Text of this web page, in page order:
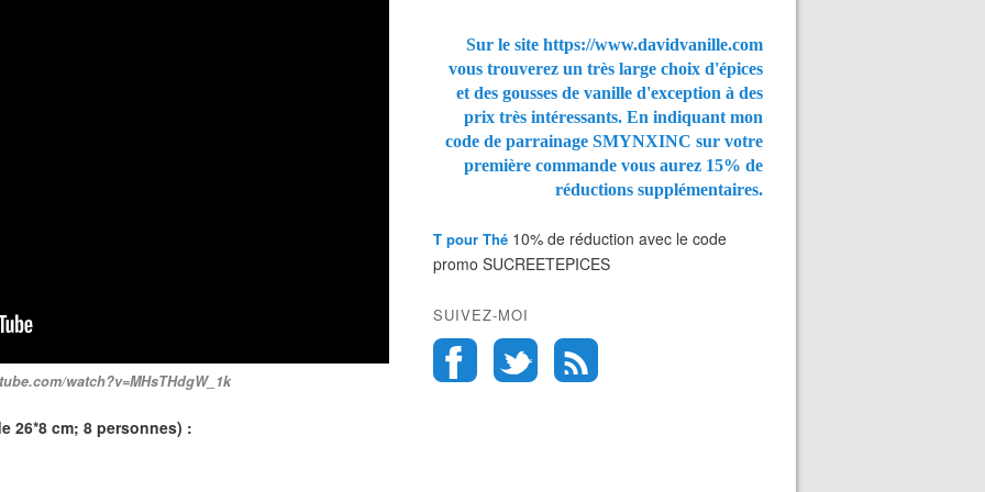
watch?v=MHsTHdgW_1k
26*8 cm; 8 personnes) :
Sur le site https://www.davidvanille.com
vous trouverez un très large choix d'épices
et des gousses de vanille d'exception à des
prix très intéressants. En indiquant mon
code de parrainage SMYNXINC sur votre
première commande vous aurez 15% de
réductions supplémentaires.
T pour Thé 10% de réduction avec le code
promo SUCREETEPICES
SUIVEZ-MOI